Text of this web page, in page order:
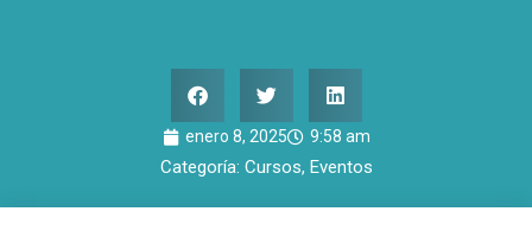
enero 8, 2025 9:58 am
Categoría: Cursos, Eventos